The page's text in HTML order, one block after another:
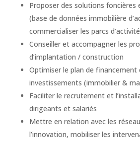
Proposer des solutions foncières
(base de données immobilière
commercialiser les parcs
Conseiller et accompagner les
d’implantation / construction
Optimiser le plan de financement
investissements (immobilier &
Faciliter le recrutement et
dirigeants et salariés
Mettre en relation avec les
l’innovation, mobiliser les